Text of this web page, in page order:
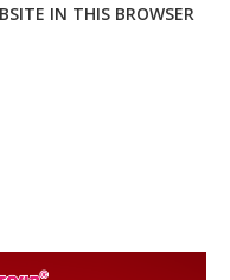
IN THIS BROWSER